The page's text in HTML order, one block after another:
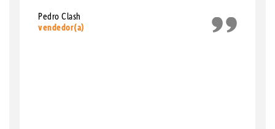
Pedro Clash
vendedor(a)